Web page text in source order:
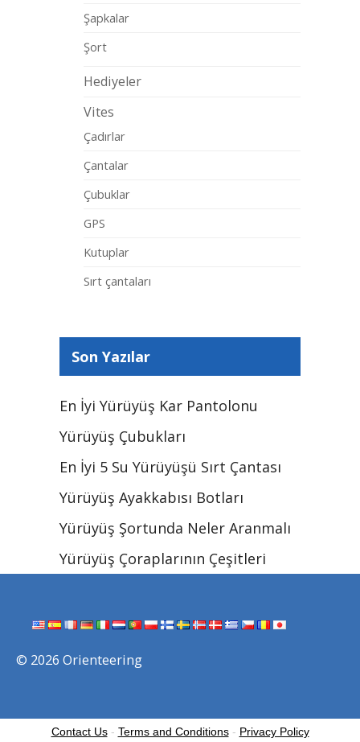
Şapkalar
Şort
Hediyeler
Vites
Çadırlar
Çantalar
Çubuklar
GPS
Kutuplar
Sırt çantaları
Son Yazılar
En İyi Yürüyüş Kar Pantolonu
Yürüyüş Çubukları
En İyi 5 Su Yürüyüşü Sırt Çantası
Yürüyüş Ayakkabısı Botları
Yürüyüş Şortunda Neler Aranmalı
Yürüyüş Çoraplarının Çeşitleri
© 2026 Orienteering
Contact Us- Terms and Conditions- Privacy Policy